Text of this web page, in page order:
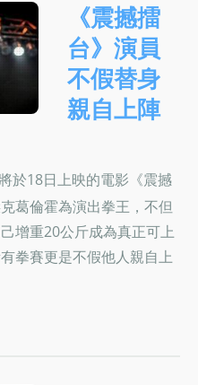
《震撼擂
台》演員
不假替身
親自上陣
於18日上映的電影《震撼
葛倫霍為演出拳王，不但
增重20公斤成為真正可上
拳賽更是不假他人親自上